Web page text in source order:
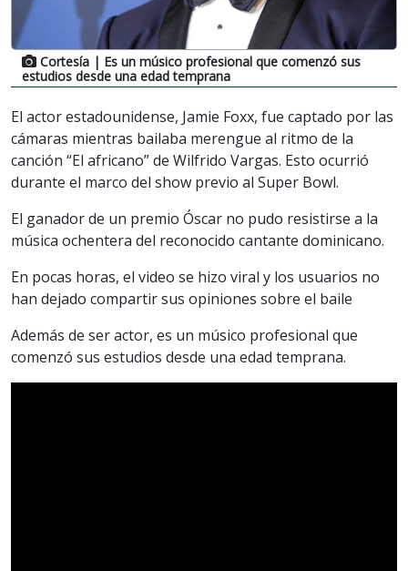
Cortesía | Es un músico profesional que comenzó sus
estudios desde una edad temprana
El actor estadounidense, Jamie Foxx, fue captado por las
cámaras mientras bailaba merengue al ritmo de la
canción “El africano” de Wilfrido Vargas. Esto ocurrió
durante el marco del show previo al Super Bowl.
El ganador de un premio Óscar no pudo resistirse a la
música ochentera del reconocido cantante dominicano.
En pocas horas, el video se hizo viral y los usuarios no
han dejado compartir sus opiniones sobre el baile
Además de ser actor, es un músico profesional que
comenzó sus estudios desde una edad temprana.